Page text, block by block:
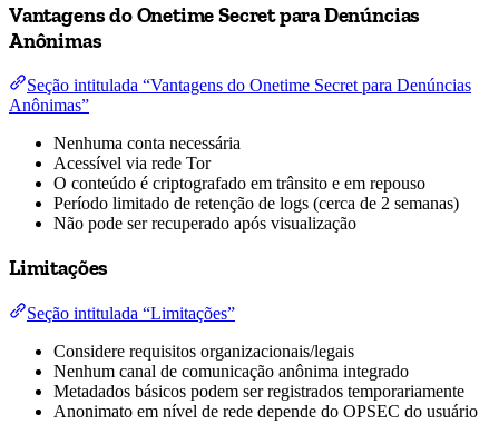
Vantagens do Onetime Secret para Denúncias
Anônimas
Seção intitulada “Vantagens do Onetime Secret para Denúncias
Anônimas”
Nenhuma conta necessária
Acessível via rede Tor
O conteúdo é criptografado em trânsito e em repouso
Período limitado de retenção de logs (cerca de 2 semanas)
Não pode ser recuperado após visualização
Limitações
Seção intitulada “Limitações”
Considere requisitos organizacionais/legais
Nenhum canal de comunicação anônima integrado
Metadados básicos podem ser registrados temporariamente
Anonimato em nível de rede depende do OPSEC do usuário